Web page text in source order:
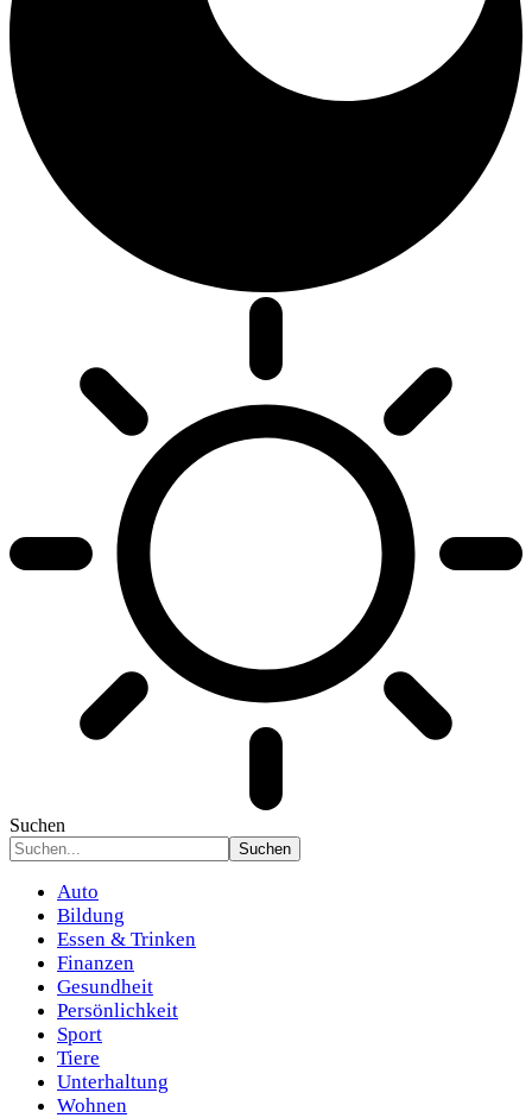
Suchen
Auto
Bildung
Essen & Trinken
Finanzen
Gesundheit
Persönlichkeit
Sport
Tiere
Unterhaltung
Wohnen